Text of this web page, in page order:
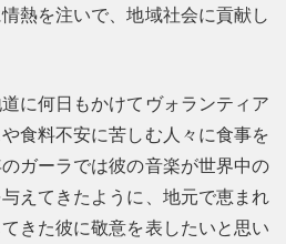
熱を注いで、地域社会に貢献し
に何日もかけてヴォランティア
食料不安に苦しむ人々に食事を
ガーラでは彼の音楽が世界中の
えてきたように、地元で恵まれ
きた彼に敬意を表したいと思い